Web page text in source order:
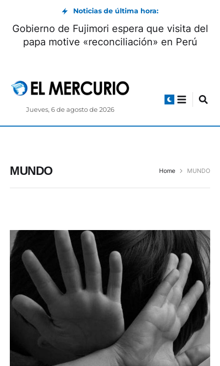
Noticias de última hora:
Gobierno de Fujimori espera que visita del
papa motive «reconciliación» en Perú
Jueves, 6 de agosto de 2026
MUNDO Home MUNDO